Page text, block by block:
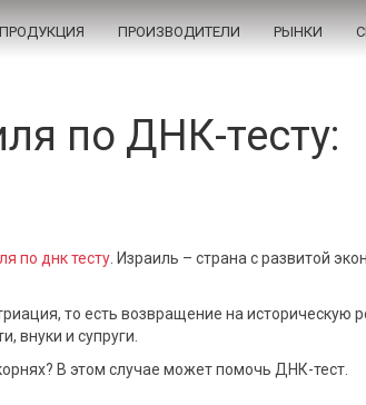
ПРОДУКЦИЯ ПРОИЗВОДИТЕЛИ РЫНКИ
по ДНК-тесту:
по днк тесту. Израиль – страна с развитой
то есть возвращение на историческую
внуки и супруги.
В этом случае может помочь ДНК-тест.